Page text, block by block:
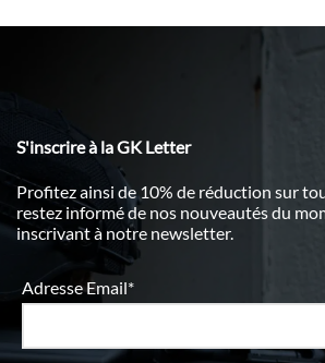
S'inscrire à la GK Letter
Profitez ainsi de 10% de réduction sur
restez informé de nos nouveautés du
inscrivant à notre newsletter.
Adresse Email*